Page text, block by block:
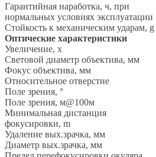
Гарантийная наработка, ч, при
нормальных условиях эксплуатации
Стойкость к механическим ударам, g
Оптические характеристики
Увеличение, x
Световой диаметр объектива, мм
Фокус объектива, мм
Относительное отверстие
Поле зрения, °
Поле зрения, м@100м
Минимальная дистанция
фокусировки, m
Удаление вых.зрачка, мм
Диаметр вых.зрачка, мм